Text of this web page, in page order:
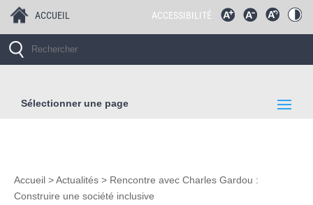
ACCUEIL ACCESSIBILITÉ
Sélectionner une page
Accueil > Actualités > Rencontre avec Charles Gardou :
Construire une société inclusive